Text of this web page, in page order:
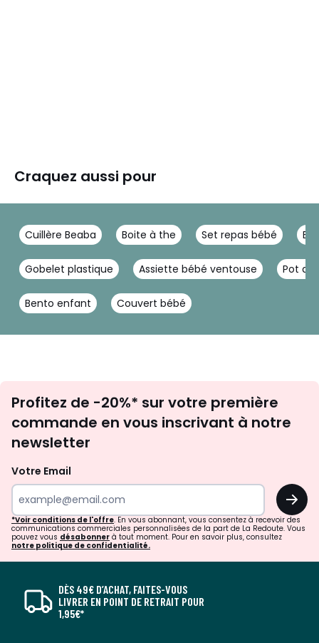
Craquez aussi pour
Cuillère Beaba Boite à the Set repas bébé
Gobelet plastique Assiette bébé ventouse Pot de
Bento enfant Couvert bébé
newsletter
Profitez de -20%* sur votre première
commande en vous inscrivant à notre
newsletter
Votre Email
OK
*Voir conditions de l'offre. En vous abonnant, vous consentez à recevoir des
communications commerciales personnalisées de la part de La Redoute. Vous
pouvez vous désabonner à tout moment. Pour en savoir plus, consultez
notre politique de confidentialité.
DÈS 49€ D’ACHAT, FAITES-VOUS
LIVRER EN POINT DE RETRAIT POUR
1,95€*